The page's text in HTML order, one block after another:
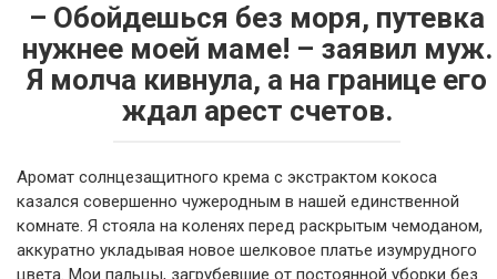
– Обойдешься без моря, путевка
нужнее моей маме! – заявил муж.
Я молча кивнула, а на границе его
ждал арест счетов.
Аромат солнцезащитного крема с экстрактом кокоса
казался совершенно чужеродным в нашей единственной
комнате. Я стояла на коленях перед раскрытым чемоданом,
аккуратно укладывая новое шелковое платье изумрудного
цвета. Мои пальцы, загрубевшие от постоянной уборки без